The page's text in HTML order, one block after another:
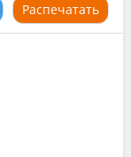
Распечатать